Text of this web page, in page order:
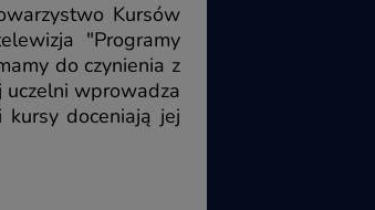
Kursów
"Programy
do czynienia z
uczelni wprowadza
doceniają jej